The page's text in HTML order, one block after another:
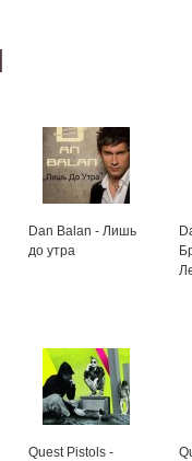
Dan Balan - Лишь
до утра
Quest Pistols -